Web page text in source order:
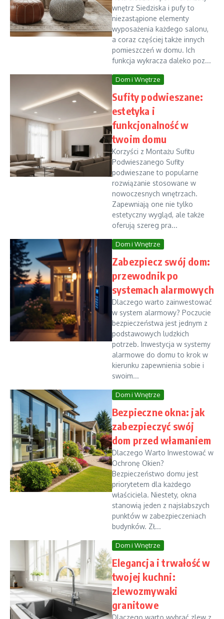
wnętrz Siedziska i pufy to
niezastąpione elementy
wyposażenia każdego salonu,
a coraz częściej także innych
pomieszczeń w domu. Ich
funkcja wykracza daleko poz...
Dom i Wnętrze
Sufity podwieszane:
estetyka i
funkcjonalność w
twoim domu
Korzyści z Montażu Sufitu
Podwieszanego Sufity
podwieszane to popularne
rozwiązanie stosowane w
nowoczesnych wnętrzach.
Zapewniają one nie tylko
estetyczny wygląd, ale także
oferują szereg pra...
Dom i Wnętrze
Zabezpiecz swój dom:
przewodnik po
systemach alarmowych
Dlaczego warto zainwestować
w system alarmowy? Poczucie
bezpieczeństwa jest jednym z
podstawowych ludzkich
potrzeb. Inwestycja w systemy
alarmowe do domu to krok w
kierunku zapewnienia sobie i
swoim...
Dom i Wnętrze
Bezpieczne okna: jak
zabezpieczyć swój
dom przed włamaniem
Dlaczego Warto Inwestować w
Ochronę Okien?
Bezpieczeństwo domu jest
priorytetem dla każdego
właściciela. Niestety, okna
stanowią jeden z najsłabszych
punktów w zabezpieczeniach
budynków. Zł...
Dom i Wnętrze
Elegancja i trwałość w
twojej kuchni:
zlewozmywaki
granitowe
Dlaczego warto wybrać zlew z